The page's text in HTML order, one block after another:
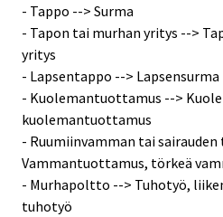
- Tappo --> Surma
- Tapon tai murhan yritys -->
yritys
- Lapsentappo --> Lapsensurma
- Kuolemantuottamus -->
kuolemantuottamus
- Ruumiinvamman tai
Vammantuottamus, törkeä
- Murhapoltto --> Tuhotyö,
tuhotyö